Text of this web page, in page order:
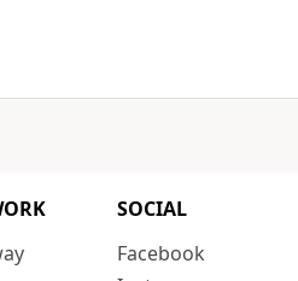
SOCIAL
Facebook